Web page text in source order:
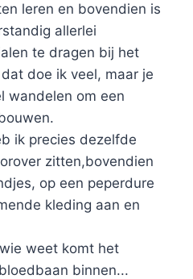
leren en bovendien is
allerlei
te dragen bij het
doe ik veel, maar je
wandelen om een
ik precies dezelfde
zitten,bovendien
op een peperdure
kleding aan en
weet komt het
binnen...